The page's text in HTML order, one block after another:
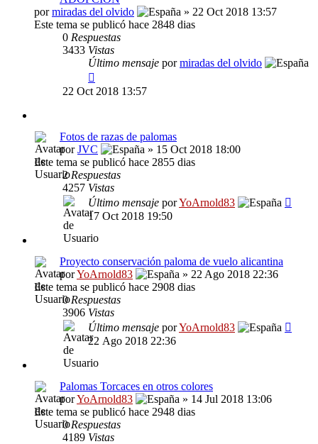
pormiradas del olvido
» 22 Oct 2018 13:57
Este tema se publicó hace 2848 dias
0 Respuestas
3433 Vistas
Último mensaje pormiradas del olvido
22 Oct 2018 13:57
Fotos de razas de palomas
porJVC
» 15 Oct 2018 18:00
Este tema se publicó hace 2855 dias
2Respuestas
4257 Vistas
Último mensaje porYoArnold83
17 Oct 2018 19:50
Proyecto conservación paloma de vuelo alicantina
porYoArnold83
» 22 Ago 2018 22:36
Este tema se publicó hace 2908 dias
0Respuestas
3906 Vistas
Último mensaje porYoArnold83
22 Ago 2018 22:36
Palomas Torcaces en otros colores
porYoArnold83
» 14 Jul 2018 13:06
Este tema se publicó hace 2948 dias
0Respuestas
4189 Vistas